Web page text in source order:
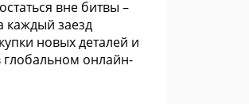
вне битвы –
каждый заезд
новых деталей и
глобальном онлайн-